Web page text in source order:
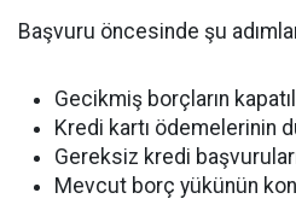
Başvuru öncesinde şu
Gecikmiş borçların
Kredi kartı ödemelerinin
Gereksiz kredi
Mevcut borç yükünün